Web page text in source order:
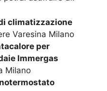
climatizzazione
Varesina Milano
per
Immergas
Milano